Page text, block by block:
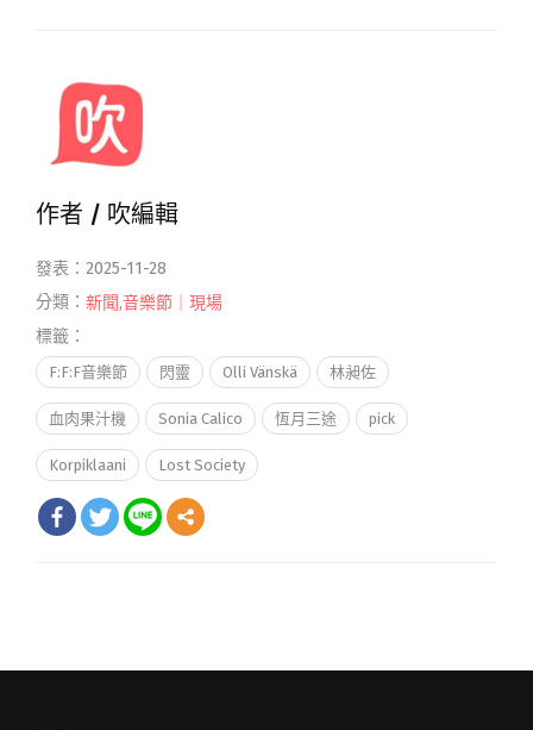
作者 / 吹編輯
發表：2025-11-28
分類： 新聞,音樂節｜現場
標籤：
F:F:F音樂節 閃靈 Olli Vänskä 林昶佐
血肉果汁機 Sonia Calico 恆月三途 pick
Korpiklaani Lost Society